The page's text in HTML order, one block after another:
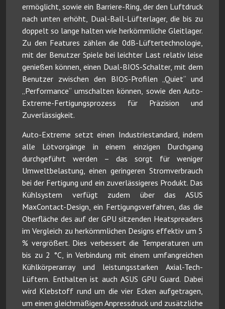
ermöglicht, sowie ein Barriere-Ring, der den Luftdruck
nach unten erhöht, Dual-Ball-Lüfterlager, die bis zu
doppelt so lange halten wie herkömmliche Gleitlager.
Zu den Features zählen die 0dB-Lüftertechnologie,
mit der Benutzer Spiele bei leichter Last relativ leise
genießen können, einen Dual-BIOS-Schalter, mit dem
Benutzer zwischen den BIOS-Profilen „Quiet“ und
„Performance“ umschalten können, sowie den Auto-
Extreme-Fertigungsprozess für Präzision und
Zuverlässigkeit.
Auto-Extreme setzt einen Industriestandard, indem
alle Lötvorgänge in einem einzigen Durchgang
durchgeführt werden – das sorgt für weniger
Umweltbelastung, einen geringeren Stromverbrauch
bei der Fertigung und ein zuverlässigeres Produkt. Das
Kühlsystem verfügt zudem über das ASUS
MaxContact-Design, ein Fertigungsverfahren, das die
Oberfläche des auf der GPU sitzenden Heatspreaders
im Vergleich zu herkömmlichen Designs effektiv um 5
% vergrößert. Dies verbessert die Temperaturen um
bis zu 2 °C, in Verbindung mit einem umfangreichen
Kühlkörperarray und leistungsstarken Axial-Tech-
Lüftern. Enthalten ist auch ASUS GPU Guard. Dabei
wird Klebstoff rund um die vier Ecken aufgetragen,
um einen gleichmäßigen Anpressdruck und zusätzliche